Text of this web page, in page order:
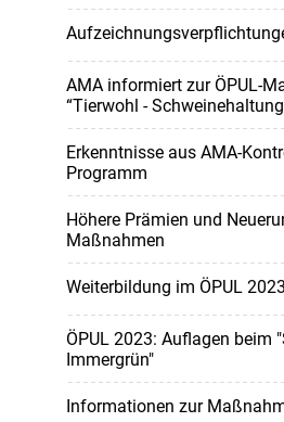
AMA informiert zur ÖPUL-
“Tierwohl -
Erkenntnisse aus AMA-
Programm
Höhere Prämien und
Maßnahmen
Weiterbildung im ÖPUL 2023
ÖPUL 2023: Auflagen beim
Immergrün"
Informationen zur